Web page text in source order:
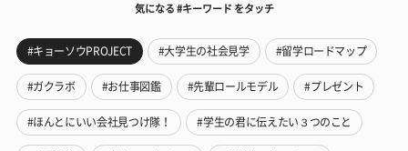
気になる #キーワード をタッチ
#キョーソウPROJECT #大学生の社会見学 #留学ロードマップ
#ガクラボ #お仕事図鑑 #先輩ロールモデル #プレゼント
#ほんとにいい会社見つけ隊！ #学生の君に伝えたい３つのこと